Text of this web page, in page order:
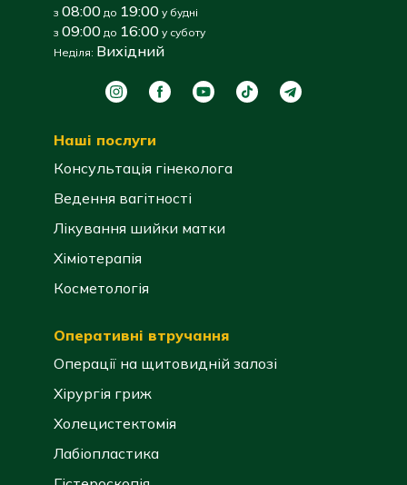
з 08:00 до 19:00 у будні
з 09:00 до 16:00 у суботу
Неділя: Вихідний
Наші послуги
Консультація гінеколога
Ведення вагітності
Лікування шийки матки
Хіміотерапія
Косметологія
Оперативні втручання
Операції на щитовидній залозі
Хірургія гриж
Холецистектомія
Лабіопластика